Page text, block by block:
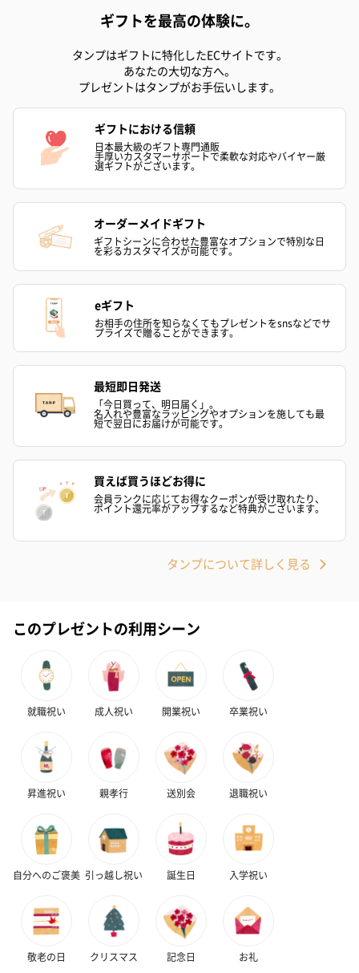
ドライフラワー・プリザーブドフラワー
自然のお花で作ったドライフラワー・プリザーブドフラワーを同
一部花材が写真と異なる場合がございます。予めご了承くださ
い。パッケージに入れてお届けします。
ブーケ（ピンク）
（2,580円）
愛らしいぬいぐるみを同梱してお届けします。
誕生日・記念日・出産祝いなどのシーンにおすすめです。
テディベア（バニラ）
テディベア（
紅茶・コーヒー・スイーツ
紅茶・コーヒー・スイーツを同梱してお届けいたします。ギフト
への＋αにおすすめです。
アールグレイ（HAPPY
アールグレイティー
ギフトを最高の体験に。
タンプはギフトに特化したECサイトです。
あなたの大切な方へ。
プレゼントはタンプがお手伝いします。
ギフトにおける信頼
日本最大級のギフト専門通販
手厚いカスタマーサポートで柔軟な対応やバイヤー厳
選ギフトがございます。
オーダーメイドギフト
ギフトシーンに合わせた豊富なオプションで特別な日
を彩るカスタマイズが可能です。
eギフト
お相手の住所を知らなくてもプレゼントをsnsなどでサ
プライズで贈ることができます。
最短即日発送
「今日買って、明日届く」。
名入れや豊富なラッピングやオプションを施しても最
短で翌日にお届けが可能です。
買えば買うほどお得に
会員ランクに応じてお得なクーポンが受け取れたり、
ポイント還元率がアップするなど特典がございます。
タンプについて詳しく見る
このプレゼントの利用シーン
就職祝い 成人祝い 開業祝い 卒業祝い
昇進祝い 親孝行 送別会 退職祝い
自分へのご褒美 引っ越し祝い 誕生日 入学祝い
敬老の日 クリスマス 記念日 お礼